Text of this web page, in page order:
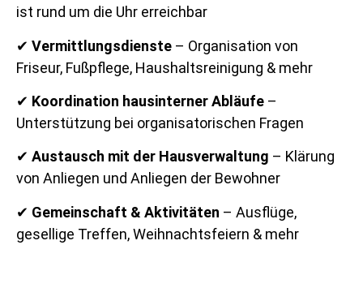
ist rund um die Uhr erreichbar
✔ Vermittlungsdienste – Organisation von
Friseur, Fußpflege, Haushaltsreinigung & mehr
✔ Koordination hausinterner Abläufe –
Unterstützung bei organisatorischen Fragen
✔ Austausch mit der Hausverwaltung – Klärung
von Anliegen und Anliegen der Bewohner
✔ Gemeinschaft & Aktivitäten – Ausflüge,
gesellige Treffen, Weihnachtsfeiern & mehr